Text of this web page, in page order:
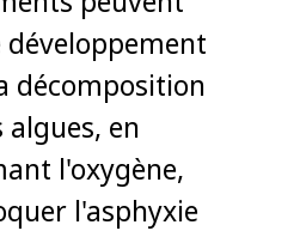
décomposition
algues, en
l'oxygène,
l'asphyxie